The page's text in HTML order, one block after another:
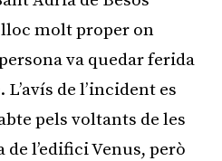
molt proper on
va quedar ferida
de l’incident es
pels voltants de les
de l’edifici Venus, però